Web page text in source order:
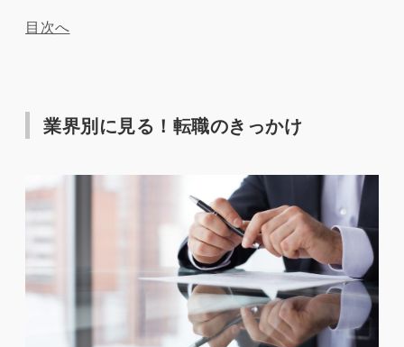
目次へ
業界別に見る！転職のきっかけ